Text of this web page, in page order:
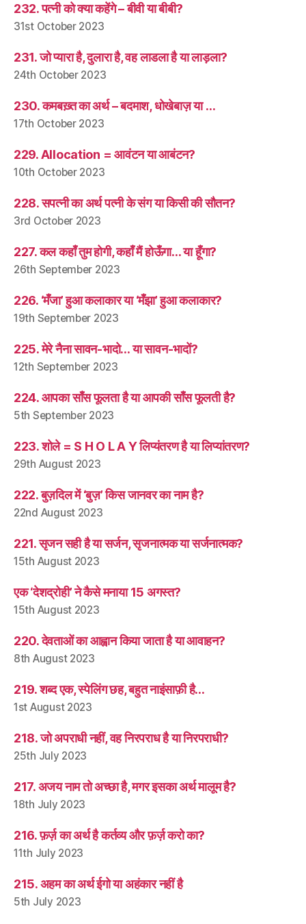
232. पत्नी को क्या कहेंगे – बीवी या बीबी?
31st October 2023
231. जो प्यारा है, दुलारा है, वह लाडला है या लाड़ला?
24th October 2023
230. कमबख़्त का अर्थ – बदमाश, धोखेबाज़ या …
17th October 2023
229. Allocation = आवंटन या आबंटन?
10th October 2023
228. सपत्नी का अर्थ पत्नी के संग या किसी की सौतन?
3rd October 2023
227. कल कहाँ तुम होगी, कहाँ मैं होऊँगा… या हूँगा?
26th September 2023
226. ‘मँजा’ हुआ कलाकार या ‘मँझा’ हुआ कलाकार?
19th September 2023
225. मेरे नैना सावन-भादो… या सावन-भादों?
12th September 2023
224. आपका साँस फूलता है या आपकी साँस फूलती है?
5th September 2023
223. शोले = S H O L A Y लिप्यंतरण है या लिप्यांतरण?
29th August 2023
222. बुज़दिल में ‘बुज़’ किस जानवर का नाम है?
22nd August 2023
221. सृजन सही है या सर्जन, सृजनात्मक या सर्जनात्मक?
15th August 2023
एक ‘देशद्रोही’ ने कैसे मनाया 15 अगस्त?
15th August 2023
220. देवताओं का आह्वान किया जाता है या आवाहन?
8th August 2023
219. शब्द एक, स्पेलिंग छह, बहुत नाइंसाफ़ी है…
1st August 2023
218. जो अपराधी नहीं, वह निरपराध है या निरपराधी?
25th July 2023
217. अजय नाम तो अच्छा है, मगर इसका अर्थ मालूम है?
18th July 2023
216. फ़र्ज़ का अर्थ है कर्तव्य और फ़र्ज़ करो का?
11th July 2023
215. अहम का अर्थ ईगो या अहंकार नहीं है
5th July 2023